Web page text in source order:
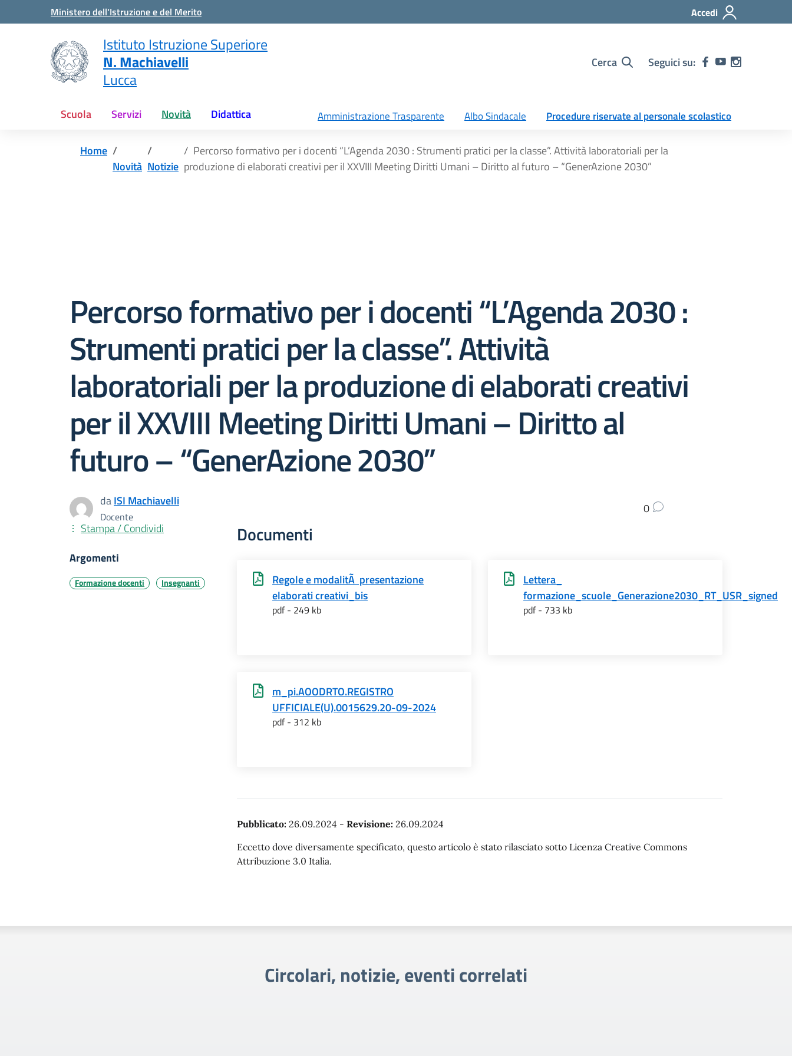
Vai ai contenuti
Vai al menu di navigazione
Ministero dell'Istruzione e del Merito Accedi
Istituto Istruzione Superiore
N. Machiavelli
Lucca
Cerca Seguici su:
Scuola Servizi Novità Didattica Amministrazione Trasparente Albo Sindacale Procedure riservate al personale scolastico
Home
Novità Notizie
Percorso formativo per i docenti “L’Agenda 2030 : Strumenti pratici per la classe”. Attività laboratoriali per la
produzione di elaborati creativi per il XXVIII Meeting Diritti Umani – Diritto al futuro – “GenerAzione 2030”
Percorso formativo per i docenti “L’Agenda 2030 :
Strumenti pratici per la classe”. Attività
laboratoriali per la produzione di elaborati creativi
per il XXVIII Meeting Diritti Umani – Diritto al
futuro – “GenerAzione 2030”
daISI Machiavelli
Docente
0
Documenti
Regole e modalitÃ presentazione
elaborati creativi_bis
pdf - 249 kb
Lettera_
formazione_scuole_Generazione2030_RT_USR_signed
pdf - 733 kb
m_pi.AOODRTO.REGISTRO
UFFICIALE(U).0015629.20-09-2024
pdf - 312 kb
Pubblicato: 26.09.2024 - Revisione: 26.09.2024
Eccetto dove diversamente specificato, questo articolo è stato rilasciato sotto Licenza Creative Commons
Attribuzione 3.0 Italia.
Stampa / Condividi
Argomenti
Formazione docenti Insegnanti
Circolari, notizie, eventi correlati